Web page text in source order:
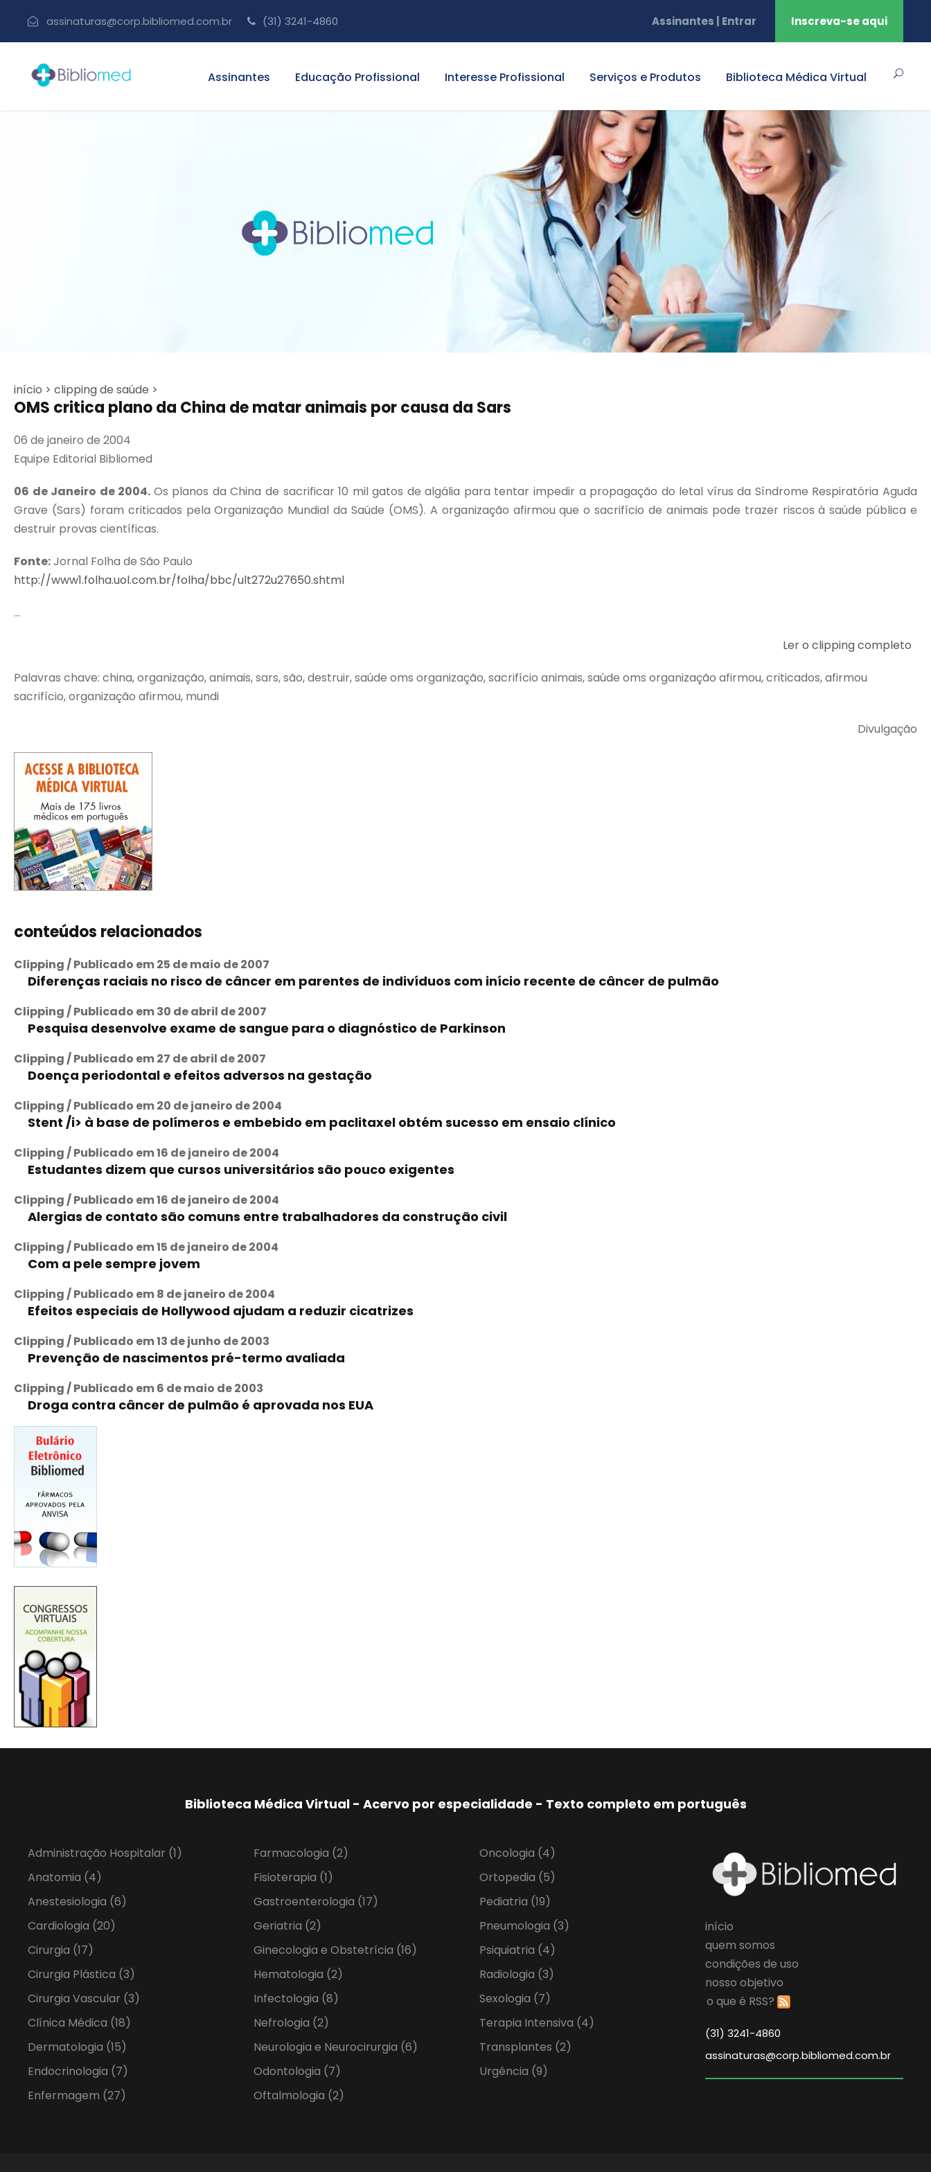
assinaturas@corp.bibliomed.com.br (31) 3241-4860 Assinantes | Entrar Inscreva-se aqui
Assinantes Educação Profissional Interesse Profissional Serviços e Produtos Biblioteca Médica Virtual
início > clipping de saúde >
OMS critica plano da China de matar animais por causa da Sars
06 de janeiro de 2004
Equipe Editorial Bibliomed
06 de Janeiro de 2004. Os planos da China de sacrificar 10 mil gatos de algália para tentar impedir a propagação do letal vírus da Síndrome Respiratória Aguda
Grave (Sars) foram criticados pela Organização Mundial da Saúde (OMS). A organização afirmou que o sacrifício de animais pode trazer riscos à saúde pública e
destruir provas científicas.
Fonte:Jornal Folha de São Paulo
http://www1.folha.uol.com.br/folha/bbc/ult272u27650.shtml
...
Ler o clipping completo
Palavras chave: china, organização, animais, sars, são, destruir, saúde oms organização, sacrifício animais, saúde oms organização afirmou, criticados, afirmou
sacrifício, organização afirmou, mundi
Divulgação
conteúdos relacionados
Clipping / Publicado em 25 de maio de 2007
Diferenças raciais no risco de câncer em parentes de indivíduos com início recente de câncer de pulmão
Clipping / Publicado em 30 de abril de 2007
Pesquisa desenvolve exame de sangue para o diagnóstico de Parkinson
Clipping / Publicado em 27 de abril de 2007
Doença periodontal e efeitos adversos na gestação
Clipping / Publicado em 20 de janeiro de 2004
Stent /i> à base de polímeros e embebido em paclitaxel obtém sucesso em ensaio clínico
Clipping / Publicado em 16 de janeiro de 2004
Estudantes dizem que cursos universitários são pouco exigentes
Clipping / Publicado em 16 de janeiro de 2004
Alergias de contato são comuns entre trabalhadores da construção civil
Clipping / Publicado em 15 de janeiro de 2004
Com a pele sempre jovem
Clipping / Publicado em 8 de janeiro de 2004
Efeitos especiais de Hollywood ajudam a reduzir cicatrizes
Clipping / Publicado em 13 de junho de 2003
Prevenção de nascimentos pré-termo avaliada
Clipping / Publicado em 6 de maio de 2003
Droga contra câncer de pulmão é aprovada nos EUA
Biblioteca Médica Virtual - Acervo por especialidade - Texto completo em português
Administração Hospitalar (1)
Anatomia (4)
Anestesiologia (6)
Cardiologia (20)
Cirurgia (17)
Cirurgia Plástica (3)
Cirurgia Vascular (3)
Clínica Médica (18)
Dermatologia (15)
Endocrinologia (7)
Enfermagem (27)
Farmacologia (2)
Fisioterapia (1)
Gastroenterologia (17)
Geriatria (2)
Ginecologia e Obstetrícia (16)
Hematologia (2)
Infectologia (8)
Nefrologia (2)
Neurologia e Neurocirurgia (6)
Odontologia (7)
Oftalmologia (2)
Oncologia (4)
Ortopedia (5)
Pediatria (19)
Pneumologia (3)
Psiquiatria (4)
Radiologia (3)
Sexologia (7)
Terapia Intensiva (4)
Transplantes (2)
Urgência (9)
início
quem somos
condições de uso
nosso objetivo
o que é RSS?
(31) 3241-4860
assinaturas@corp.bibliomed.com.br